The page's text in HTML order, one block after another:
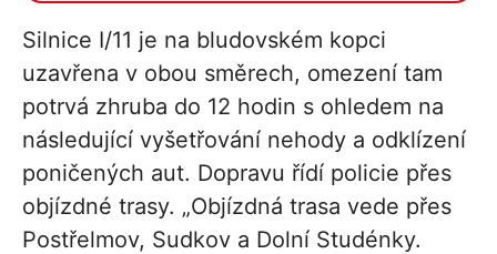
Silnice I/11 je na bludovském kopci
uzavřena v obou směrech, omezení tam
potrvá zhruba do 12 hodin s ohledem na
následující vyšetřování nehody a odklízení
poničených aut. Dopravu řídí policie přes
objízdné trasy. „Objízdná trasa vede přes
Postřelmov, Sudkov a Dolní Studénky.